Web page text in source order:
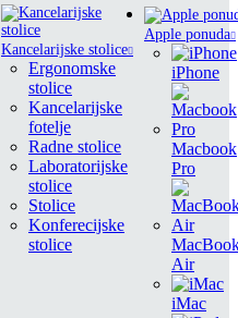
Kancelarijske stolice
Ergonomske
stolice
Kancelarijske
fotelje
Radne stolice
Laboratorijske
stolice
Stolice
Konferecijske
stolice
Apple ponuda
iPhone
Macbook
Pro
Air
iMac